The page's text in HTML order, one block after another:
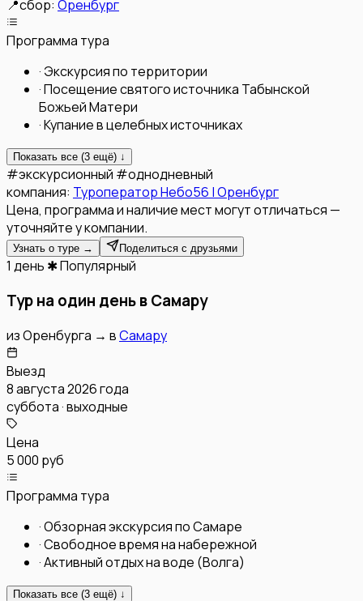
📍сбор: Оренбург
Программа тура
· Экскурсия по территории
·Посещение святого источника Табынской
Божьей Матери
·Купание в целебных источниках
Показать все (3 ещё) ↓
#экскурсионный #однодневный
компания: Туроператор Небо56 | Оренбург
Цена, программа и наличие мест могут отличаться —
уточняйте у компании.
Узнать о туре → Поделиться с друзьями
1 день ✱ Популярный
Тур на один день в Самару
изОренбурга → вСамару
Выезд
8 августа 2026 года
суббота · выходные
Цена
5 000 руб
Программа тура
·Обзорная экскурсия по Самаре
·Свободное время на набережной
·Активный отдых на воде (Волга)
Показать все (3 ещё) ↓